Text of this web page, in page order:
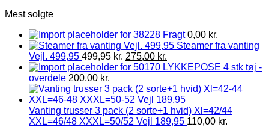
Mest solgte
Fragt 0,00 kr.
Steamer fra vanting
Vejl. 499,95 499,95kr. 275,00 kr.
LYKKEPOSE 4 stk tøj -
overdele 200,00 kr.
Vanting trusser 3 pack (2 sorte+1 hvid) Xl=42/44
XXL=46/48 XXXL=50/52 Vejl 189,95 110,00 kr.